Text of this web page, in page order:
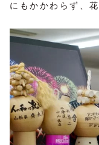
にもかかわらず、